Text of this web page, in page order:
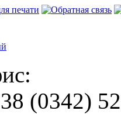
(0342)